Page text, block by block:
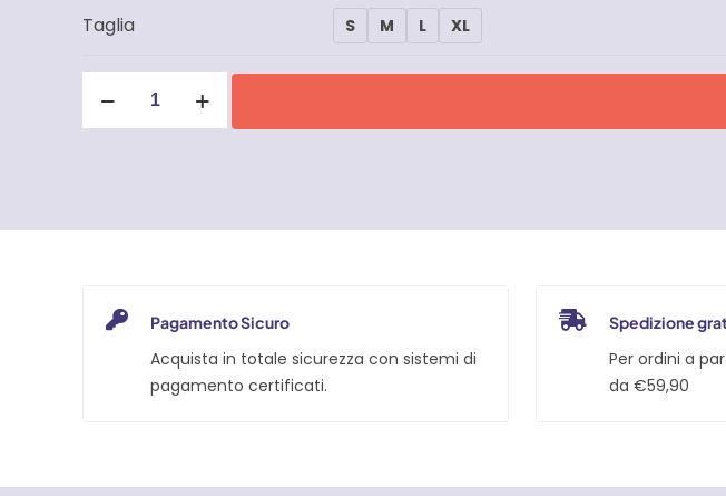
Taglia S M L XL
lunghi
Pagamento Sicuro
Acquista in totale sicurezza con sistemi di
pagamento certificati.
Spedizione
Per ordini a
da €59,90